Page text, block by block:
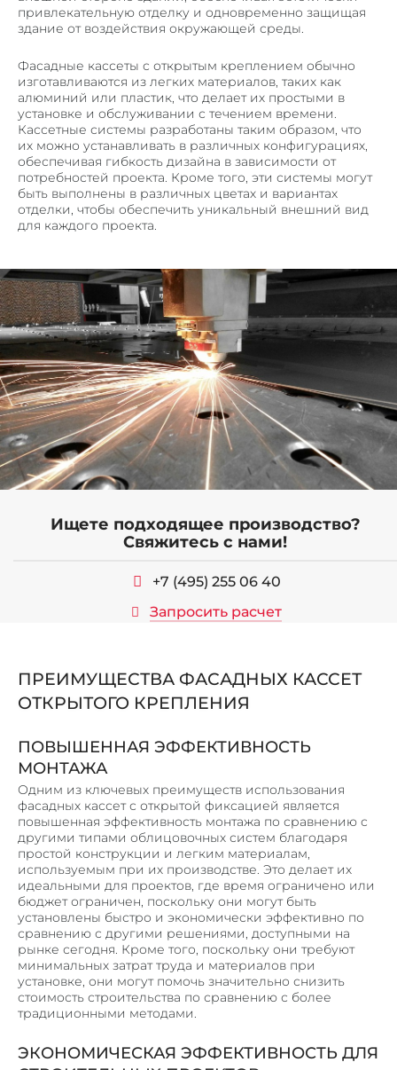
ПОРОШКОВАЯ ПОКРАСКА МЕТАЛЛА
ГИБКА ТРУБ
ПЕСКОСТРУЙНАЯ ОБРАБОТКА МЕТАЛЛА
ПРОДУКЦИЯ
ВЕНТИЛИРУЕМЫЕ ФАСАДЫ
ПОТОЛОЧНЫЕ СИСТЕМЫ ИЗ МЕТАЛЛА
КОРЗИНЫ КОНДИЦИОНЕРОВ
ОГРАЖДЕНИЯ
ВЕНТИЛЯЦИОННЫЕ РЕШЕТКИ
МЕТАЛЛИЧЕСКИЙ ПРОФИЛЬ П, Z – ОБРАЗНЫЙ
ОТКОСЫ И ОТЛИВЫ
КРОНШТЕЙНЫ
ЛИФТОВЫЕ ПОРТАЛЫ
ЛИНЕАРНЫЕ ПАНЕЛИ
КОРПУСА ИЗ МЕТАЛЛА
МЕТАЛЛИЧЕСКИЕ КАРКАСЫ
МЕТАЛОКОНСТРУКЦИИ И ИЗДЕЛИЯ
СТЕЛЛАЖИ, ШКАФЫ
ПОЧТОВЫЕ ЯЩИКИ
НАШИ РАБОТЫ
КОНТАКТЫ
привлекательную отделку и одновременно защищая
здание от воздействия окружающей среды.
Фасадные кассеты с открытым креплением обычно
изготавливаются из легких материалов, таких как
алюминий или пластик, что делает их простыми в
установке и обслуживании с течением времени.
Кассетные системы разработаны таким образом, что
их можно устанавливать в различных конфигурациях,
обеспечивая гибкость дизайна в зависимости от
потребностей проекта. Кроме того, эти системы могут
быть выполнены в различных цветах и вариантах
отделки, чтобы обеспечить уникальный внешний вид
для каждого проекта.
Ищете подходящее производство?
Свяжитесь с нами!
+7 (495) 255 06 40
Запросить расчет
ПРЕИМУЩЕСТВА ФАСАДНЫХ КАССЕТ
ОТКРЫТОГО КРЕПЛЕНИЯ
ПОВЫШЕННАЯ ЭФФЕКТИВНОСТЬ
МОНТАЖА
Одним из ключевых преимуществ использования
фасадных кассет с открытой фиксацией является
повышенная эффективность монтажа по сравнению с
другими типами облицовочных систем благодаря
простой конструкции и легким материалам,
используемым при их производстве. Это делает их
идеальными для проектов, где время ограничено или
бюджет ограничен, поскольку они могут быть
установлены быстро и экономически эффективно по
сравнению с другими решениями, доступными на
рынке сегодня. Кроме того, поскольку они требуют
минимальных затрат труда и материалов при
установке, они могут помочь значительно снизить
стоимость строительства по сравнению с более
традиционными методами.
ЭКОНОМИЧЕСКАЯ ЭФФЕКТИВНОСТЬ ДЛЯ